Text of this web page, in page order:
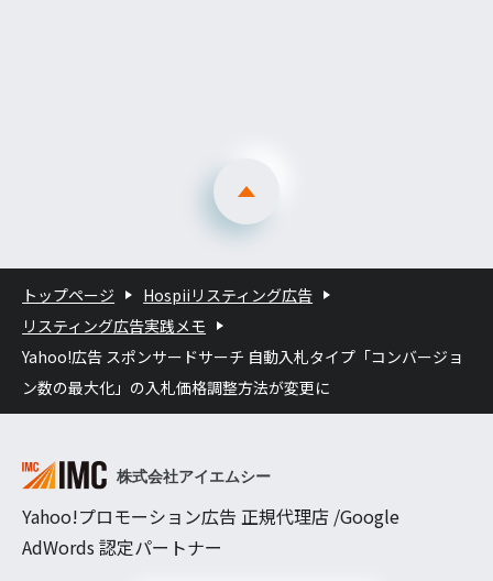
トップページ
Hospiiリスティング広告
リスティング広告実践メモ
Yahoo!広告 スポンサードサーチ 自動入札タイプ「コンバージョ
ン数の最大化」の入札価格調整方法が変更に
Yahoo!プロモーション広告 正規代理店 /Google
AdWords 認定パートナー